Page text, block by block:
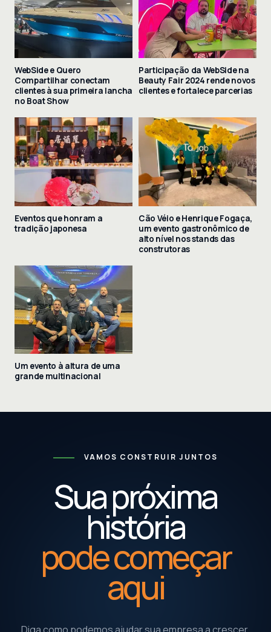
WebSide e Quero
Compartilhar conectam
clientes à sua primeira lancha
no Boat Show
Participação da WebSide na
Beauty Fair 2024 rende novos
clientes e fortalece parcerias
Eventos que honram a
tradição japonesa
Cão Véio e Henrique Fogaça,
um evento gastronômico de
alto nível nos stands das
construtoras
Um evento à altura de uma
grande multinacional
VAMOS CONSTRUIR JUNTOS
Sua próxima
história
pode começar
aqui